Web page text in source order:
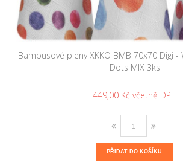
Bambusové pleny XKKO BMB 70x70 Digi
Dots MIX 3ks
449,00 Kč
PŘIDAT DO KOŠÍKU